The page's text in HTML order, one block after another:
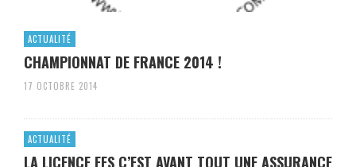
ACTUALITÉ
CHAMPIONNAT DE FRANCE 2014 !
17 OCTOBRE 2014
ACTUALITÉ
LA LICENCE FFS C’EST AVANT TOUT UNE ASSURANCE